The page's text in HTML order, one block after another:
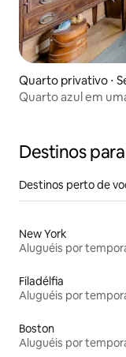
Quarto privativo ⋅
Quarto azul em
Destinos
Destinos perto de
New York
Aluguéis por
Filadélfia
Aluguéis por
Boston
Aluguéis por